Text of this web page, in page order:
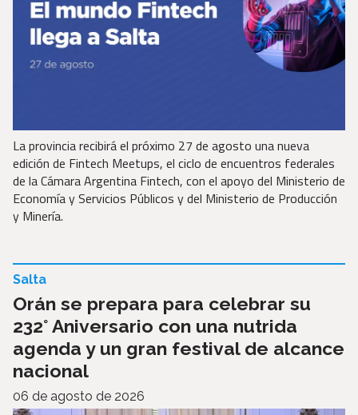
La provincia recibirá el próximo 27 de agosto una nueva
edición de Fintech Meetups, el ciclo de encuentros federales
de la Cámara Argentina Fintech, con el apoyo del Ministerio de
Economía y Servicios Públicos y del Ministerio de Producción
y Minería.
Orán se prepara para celebrar su
232° Aniversario con una nutrida
agenda y un gran festival de alcance
nacional
Salta
06 de agosto de 2026